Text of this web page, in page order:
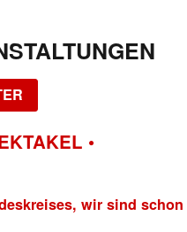
•
wir sind schon